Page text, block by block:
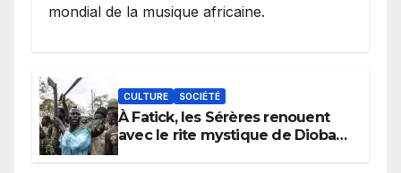
mondial de la musique africaine.
CULTURE SOCIÉTÉ
À Fatick, les Sérères renouent
avec le rite mystique de Diobaye